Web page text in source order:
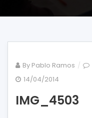
By Pablo Ramos
14/04/2014
IMG_4503